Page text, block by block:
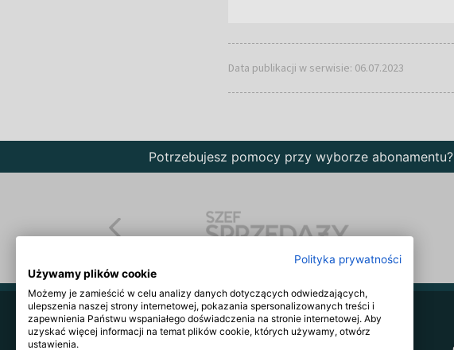
Data publikacji w serwisie: 06.07.2023
Potrzebujesz pomocy przy wyborze abonamentu?
O serwisie Szkolenia
Reklama
Polityka prywatności
Używamy plików cookie
Możemy je zamieścić w celu analizy danych dotyczących odwiedzających,
ulepszenia naszej strony internetowej, pokazania spersonalizowanych treści i
zapewnienia Państwu wspaniałego doświadczenia na stronie internetowej. Aby
uzyskać więcej informacji na temat plików cookie, których używamy, otwórz
ustawienia.